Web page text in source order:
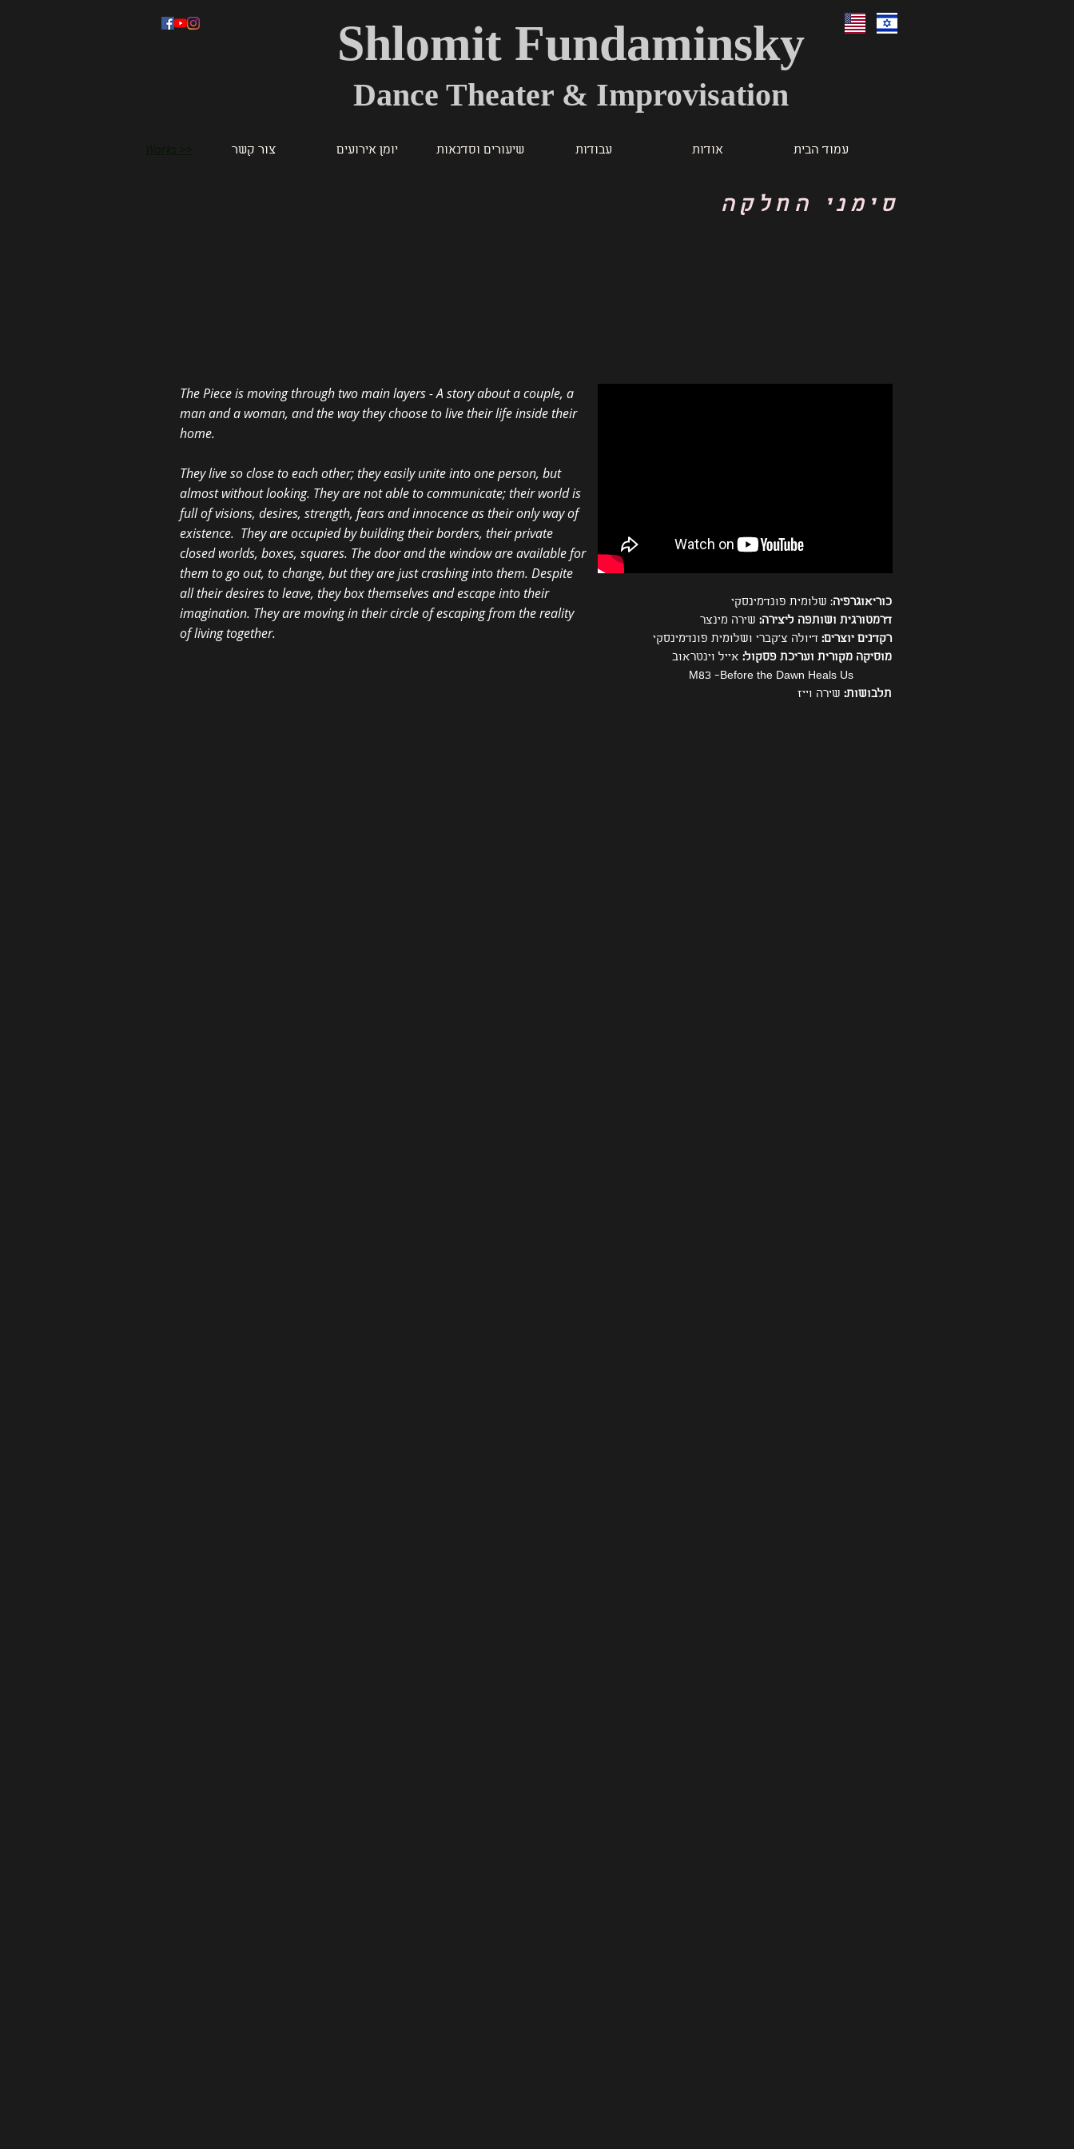
Shlomit Fundaminsky
Dance Theater & Improvisation
צור קשר יומן אירועים שיעורים וסדנאות עבודות אודות עמוד הבית
סימני החלקה
The Piece is moving through two main layers - A story about a couple, a
man and a woman, and the way they choose to live their life inside their
home.
They live so close to each other; they easily unite into one person, but
almost without looking. They are not able to communicate; their world is
full of visions, desires, strength, fears and innocence as their only way of
existence. They are occupied by building their borders, their private
closed worlds, boxes, squares. The door and the window are available for
them to go out, to change, but they are just crashing into them. Despite
all their desires to leave, they box themselves and escape into their
imagination. They are moving in their circle of escaping from the reality
of living together.
כוריאוגרפיה: שלומית פונדמינסקי
דרמטורגית ושותפה ליצירה: שירה מינצר
רקדנים יוצרים: דיולה צ'קברי ושלומית פונדמינסקי
מוסיקה מקורית ועריכת פסקול: אייל וינטראוב
תלבושות: שירה וייז